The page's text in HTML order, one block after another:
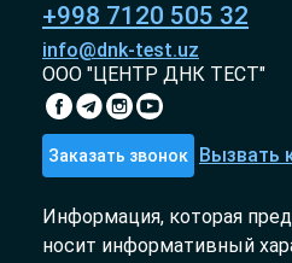
+998 7120 505 32
info@dnk-test.uz
ООО "ЦЕНТР ДНК ТЕСТ"
Заказать звонок Вызвать
Информация, которая
носит информативный